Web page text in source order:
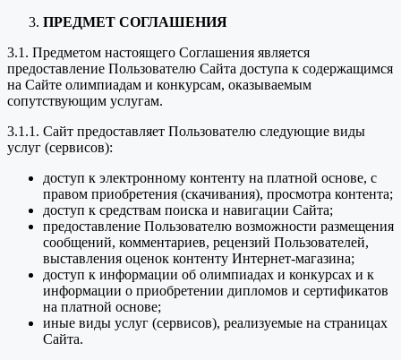
ПРЕДМЕТ СОГЛАШЕНИЯ
3.1. Предметом настоящего Соглашения является
предоставление Пользователю Сайта доступа к содержащимся
на Сайте олимпиадам и конкурсам, оказываемым
сопутствующим услугам.
3.1.1. Сайт предоставляет Пользователю следующие виды
услуг (сервисов):
доступ к электронному контенту на платной основе, с
правом приобретения (скачивания), просмотра контента;
доступ к средствам поиска и навигации Сайта;
предоставление Пользователю возможности размещения
сообщений, комментариев, рецензий Пользователей,
выставления оценок контенту Интернет-магазина;
доступ к информации об олимпиадах и конкурсах и к
информации о приобретении дипломов и сертификатов
на платной основе;
иные виды услуг (сервисов), реализуемые на страницах
Сайта.